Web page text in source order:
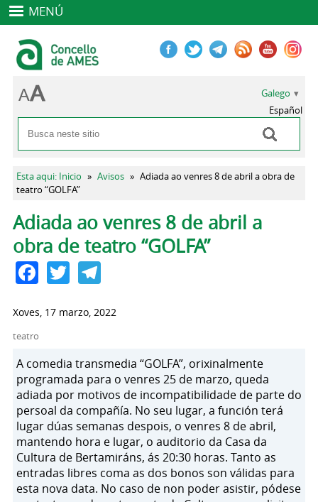
MENÚ
Formulario de busca
Buscar
Galego
Español
Vostede está aquí
Esta aqui: Inicio » Avisos » Adiada ao venres 8 de abril a obra de
teatro “GOLFA”
Pestanas principais
Adiada ao venres 8 de abril a
obra de teatro “GOLFA”
Facebook
TwitterTelegram
Xoves, 17 marzo, 2022
teatro
A comedia transmedia “GOLFA”, orixinalmente
programada para o venres 25 de marzo, queda
adiada por motivos de incompatibilidade de parte do
persoal da compañía. No seu lugar, a función terá
lugar dúas semanas despois, o venres 8 de abril,
mantendo hora e lugar, o auditorio da Casa da
Cultura de Bertamiráns, ás 20:30 horas. Tanto as
entradas libres coma as dos bonos son válidas para
esta nova data. No caso de non poder asistir, pódese